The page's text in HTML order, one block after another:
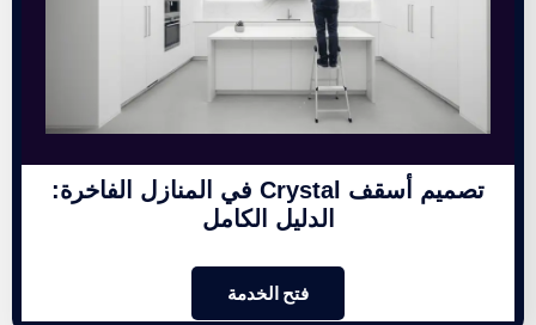
تصميم أسقف Crystal في المنازل الفاخرة:
الدليل الكامل
فتح الخدمة